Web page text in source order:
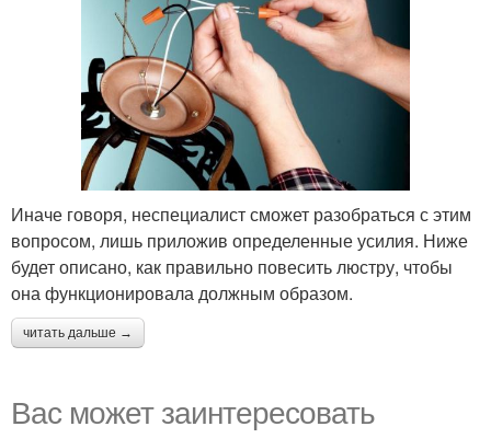
Иначе говоря, неспециалист сможет разобраться с этим
вопросом, лишь приложив определенные усилия. Ниже
будет описано, как правильно повесить люстру, чтобы
она функционировала должным образом.
читать дальше →
Вас может заинтересовать